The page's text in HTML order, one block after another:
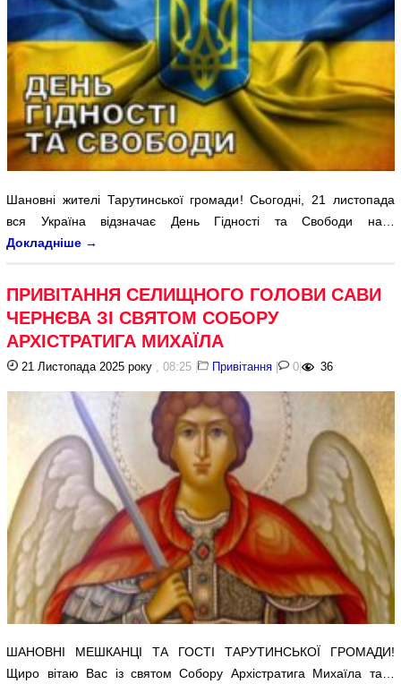
Шановні жителі Тарутинської громади! Сьогодні, 21 листопада
вся Україна відзначає День Гідності та Свободи на…
Докладніше →
ПРИВІТАННЯ СЕЛИЩНОГО ГОЛОВИ САВИ
ЧЕРНЄВА ЗІ СВЯТОМ СОБОРУ
АРХІСТРАТИГА МИХАЇЛА
21 Листопада 2025 року , 08:25 | Привітання | 0| 36
ШАНОВНІ МЕШКАНЦІ ТА ГОСТІ ТАРУТИНСЬКОЇ ГРОМАДИ!
Щиро вітаю Вас із святом Собору Архістратига Михаїла та…